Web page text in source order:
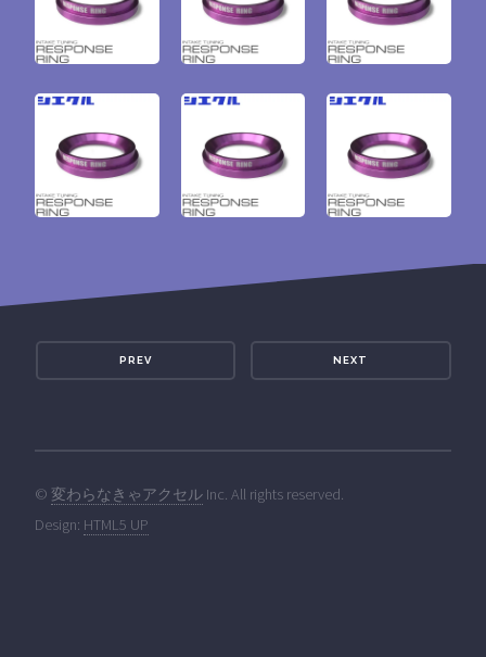
PREV NEXT
© 変わらなきゃアクセル Inc. All rights reserved.
Design: HTML5 UP